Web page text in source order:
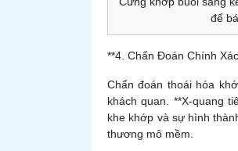
để
**4. Chẩn Đoán Chính
Chẩn đoán thoái hóa
khách quan. **X-quang
khe khớp và sự hình
thương mô mềm.